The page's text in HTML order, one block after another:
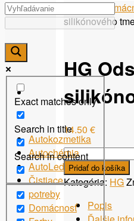
Domov/
silikónového
HG
14.50€
množstvo
HG
Odstraňovač
tmelu
Pridať do košíka
Kategória: HG
Popis
Exact matches only
Search in title
Search in content
Autokozmetika
Autochémia
AutoLed
Čistiace
potreby
Domácnosť